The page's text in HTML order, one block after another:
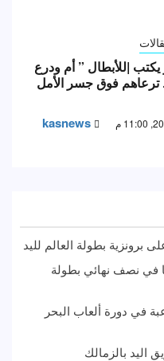
يكتب |للأبطال ” أم ودرع
فوق جسر الأمل
kasnews
برونزية بطولة العالم لليد
في نصف نهائي بطولة
498 لاعبا ولاعبة في دورة ألعاب البحر
اليد بالزمالك